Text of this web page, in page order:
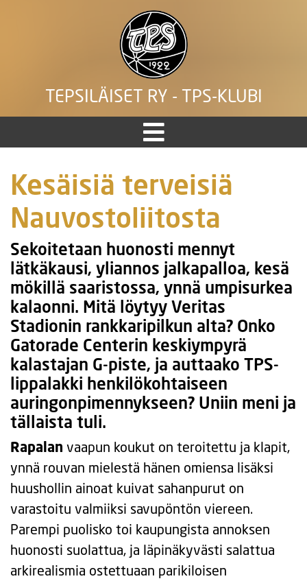
TEPSILÄISET RY - TPS-KLUBI
Kesäisiä terveisiä
Nauvostoliitosta
Sekoitetaan huonosti mennyt
lätkäkausi, yliannos jalkapalloa, kesä
mökillä saaristossa, ynnä umpisurkea
kalaonni. Mitä löytyy Veritas
Stadionin rankkaripilkun alta? Onko
Gatorade Centerin keskiympyrä
kalastajan G-piste, ja auttaako TPS-
lippalakki henkilökohtaiseen
auringonpimennykseen? Uniin meni ja
tällaista tuli.
Rapalan vaapun koukut on teroitettu ja klapit,
ynnä rouvan mielestä hänen omiensa lisäksi
huushollin ainoat kuivat sahanpurut on
varastoitu valmiiksi savupöntön viereen.
Parempi puolisko toi kaupungista annoksen
huonosti suolattua, ja läpinäkyvästi salattua
arkirealismia ostettuaan parikiloisen